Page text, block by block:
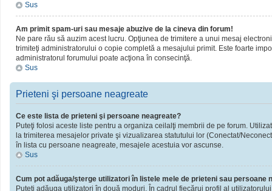
Sus
Am primit spam-uri sau mesaje abuzive de la cineva din forum!
Ne pare rău să auzim acest lucru. Opţiunea de trimitere a unui mesaj
trimiteţi administratorului o copie completă a mesajului primit. Este foarte
administratorul forumului poate acţiona în consecinţă.
Sus
Prieteni şi persoane neagreate
Ce este lista de prieteni şi persoane neagreate?
Puteţi folosi aceste liste pentru a organiza ceilalţi membrii de pe forum.
la trimiterea mesajelor private şi vizualizarea statutului lor (Conectat/
în lista cu persoane neagreate, mesajele acestuia vor ascunse.
Sus
Cum pot adăuga/şterge utilizatori în listele mele de prieteni sau persoane
Puteţi adăuga utilizatori în două moduri. În cadrul fiecărui profil al